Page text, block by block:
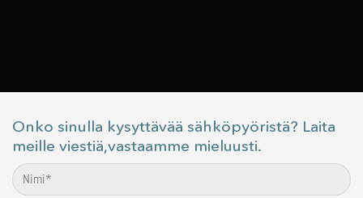
Onko sinulla kysyttävää sähköpyöristä? Laita
meille viestiä,vastaamme mieluusti.